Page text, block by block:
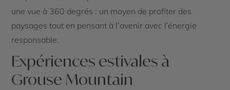
une vue à 360 degrés : un moyen de profiter des
paysages tout en pensant à l’avenir avec l’énergie
responsable.
Expériences estivales à
Grouse Mountain